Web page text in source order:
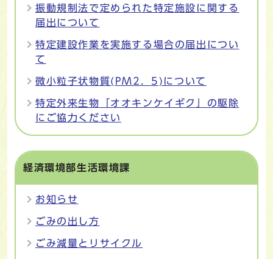
振動規制法で定められた特定施設に関する
届出について
特定建設作業を実施する場合の届出につい
て
微小粒子状物質(PM2．5)について
特定外来生物「オオキンケイギク」の駆除
にご協力ください
経済環境部生活環境課
お知らせ
ごみの出し方
ごみ減量とリサイクル